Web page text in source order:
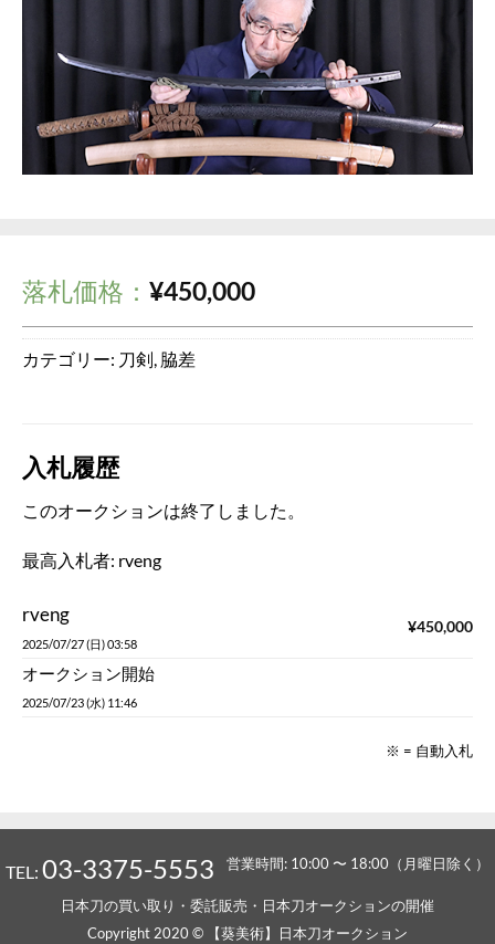
450,000
刀剣,脇差
最高入札者:rveng
rveng
TEL:03-3375-5553
日本刀の買い取り・委託販売・日本刀オークションの開催
Copyright 2020 © 【葵美術】日本刀オークション